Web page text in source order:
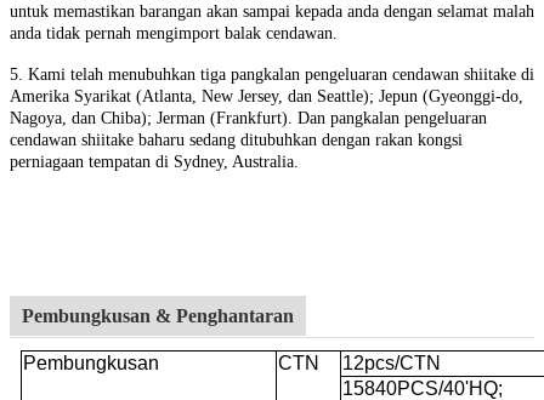
untuk memastikan barangan akan sampai kepada anda dengan selamat malah
anda tidak pernah mengimport balak cendawan.
5. Kami telah menubuhkan tiga pangkalan pengeluaran cendawan shiitake di
Amerika Syarikat (Atlanta, New Jersey, dan Seattle); Jepun (Gyeonggi-do,
Nagoya, dan Chiba); Jerman (Frankfurt). Dan pangkalan pengeluaran
cendawan shiitake baharu sedang ditubuhkan dengan rakan kongsi
perniagaan tempatan di Sydney, Australia.
Pembungkusan & Penghantaran
Pembungkusan CTN
12pcs/CTN
15840PCS/40'HQ;